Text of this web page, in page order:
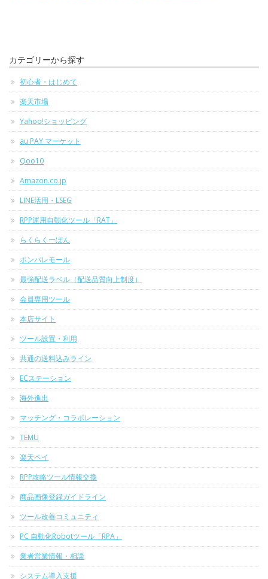
カテゴリーから探す
初心者・はじめて
楽天市場
Yahoo!ショッピング
au PAY マーケット
Qoo10
Amazon.co.jp
LINE活用・LSEG
RPP運用自動化ツール「RAT」
らくらくーぽん
ポンパレモール
最強配送ラベル（配送品質向上制度）
会員専用ツール
本店サイト
ツール設置・利用
共通の送料込みライン
ECステーション
海外進出
マッチング・コラボレーション
TEMU
楽天ペイ
RPP攻略ツール情報交換
商品画像登録ガイドライン
ツール改善コミュニティ
PC 自動化Robotツール「RPA」
業者営業情報・相談
システム導入支援